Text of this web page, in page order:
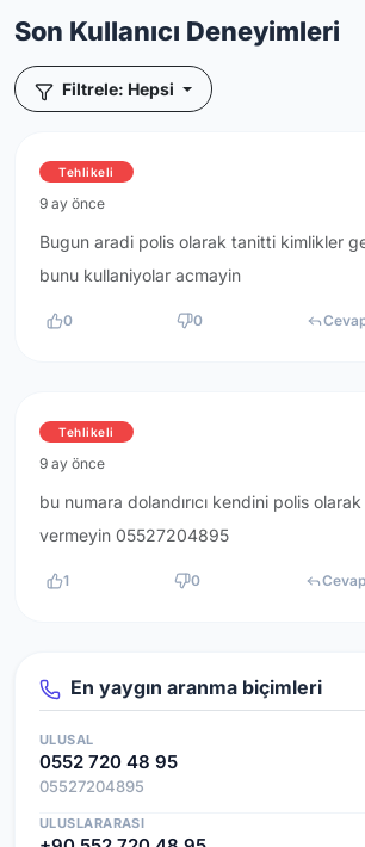
Son Kullanıcı Deneyimleri
Filtrele: Hepsi
Tehlikeli
9 ay önce
Bugun aradi polis olarak tanitti kimlikler
bunu kullaniyolar acmayin
0 0
Tehlikeli
9 ay önce
bu numara dolandırıcı kendini polis olarak
vermeyin 05527204895
1 0 Cevap
En yaygın aranma biçimleri
ULUSAL
0552 720 48 95
05527204895
ULUSLARARASI